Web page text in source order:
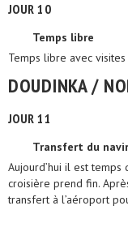
JOUR 10
Temps libre
Temps libre avec
DOUDINKA /
JOUR 11
Transfert du
Aujourd’hui il est
croisière prend fin.
transfert à l’aéroport